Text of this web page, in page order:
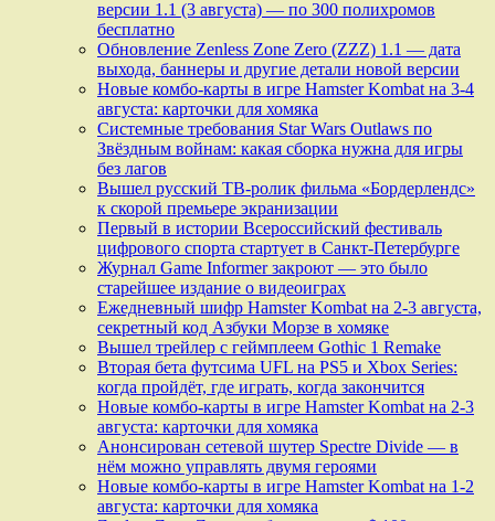
версии 1.1 (3 августа) — по 300 полихромов
бесплатно
Обновление Zenless Zone Zero (ZZZ) 1.1 — дата
выхода, баннеры и другие детали новой версии
Новые комбо-карты в игре Hamster Kombat на 3-4
августа: карточки для хомяка
Системные требования Star Wars Outlaws по
Звёздным войнам: какая сборка нужна для игры
без лагов
Вышел русский ТВ-ролик фильма «Бордерлендс»
к скорой премьере экранизации
Первый в истории Всероссийский фестиваль
цифрового спорта стартует в Санкт-Петербурге
Журнал Game Informer закроют — это было
старейшее издание о видеоиграх
Ежедневный шифр Hamster Kombat на 2-3 августа,
секретный код Азбуки Морзе в хомяке
Вышел трейлер с геймплеем Gothic 1 Remake
Вторая бета футсима UFL на PS5 и Xbox Series:
когда пройдёт, где играть, когда закончится
Новые комбо-карты в игре Hamster Kombat на 2-3
августа: карточки для хомяка
Анонсирован сетевой шутер Spectre Divide — в
нём можно управлять двумя героями
Новые комбо-карты в игре Hamster Kombat на 1-2
августа: карточки для хомяка